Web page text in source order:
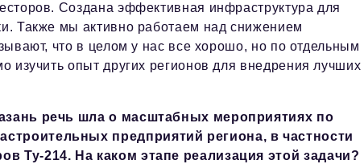
Создана эффективная инфраструктура для
Также мы активно работаем над снижением
что в целом у нас все хорошо, но по отдельным
изучить опыт других регионов для внедрения лучших
речь шла о масштабных мероприятиях по
предприятий региона, в частности
Ту-214. На каком этапе реализация этой задачи?